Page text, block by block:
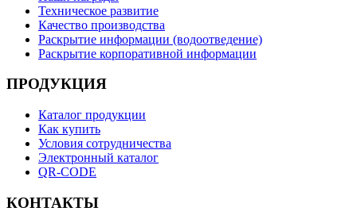
Техническое развитие
Качество производства
Раскрытие информации (водоотведение)
Раскрытие корпоративной информации
ПРОДУКЦИЯ
Каталог продукции
Как купить
Условия сотрудничества
Электронный каталог
QR-CODE
КОНТАКТЫ